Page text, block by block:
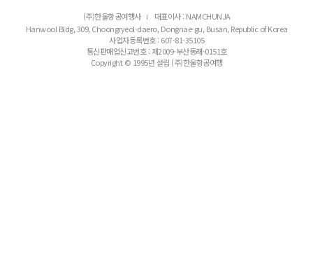
(주)한울항공여행사 l
대표이사 : NAMCHUNJA
Hanwool Bldg, 309, Choongryeol-daero, Dongnae-gu, Busan, Republic of Korea
사업자등록번호 : 607-81-35105
통신판매업신고번호 : 제2009-부산동래-0151호
Copyright © 1995년 설립 (주)한울항공여행